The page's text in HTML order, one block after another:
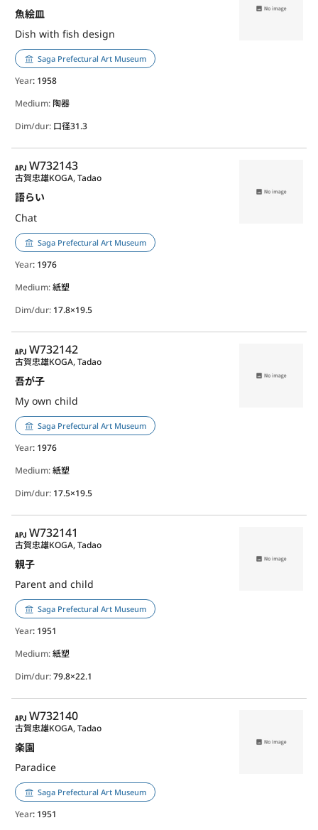
魚絵皿
Dish with fish design
Saga Prefectural Art Museum
Year: 1958
Medium: 陶器
Dim/dur: 口径31.3
APJ
W732143
語らい
Chat
古賀忠雄KOGA, Tadao
Saga Prefectural Art Museum
Year: 1976
Medium:紙塑
Dim/dur: 17.8×19.5
APJ
W732142
吾が子
My own child
古賀忠雄KOGA, Tadao
Saga Prefectural Art Museum
Year: 1976
Medium:紙塑
Dim/dur: 17.5×19.5
APJ
W732141
親子
Parent and child
古賀忠雄KOGA, Tadao
Saga Prefectural Art Museum
Year: 1951
Medium:紙塑
Dim/dur:79.8×22.1
APJ
W732140
楽園
Paradice
古賀忠雄KOGA, Tadao
Saga Prefectural Art Museum
Year: 1951